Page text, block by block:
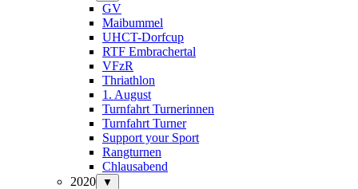
GV
Maibummel
UHCT-Dorfcup
RTF Embrachertal
VFzR
Thriathlon
1. August
Turnfahrt Turnerinnen
Turnfahrt Turner
Support your Sport
Rangturnen
Chlausabend
2020
▼